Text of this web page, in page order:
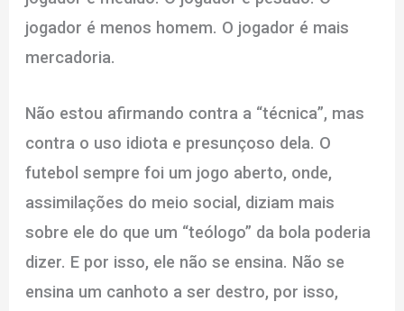
jogador é menos homem. O jogador é mais
mercadoria.
Não estou afirmando contra a “técnica”, mas
contra o uso idiota e presunçoso dela. O
futebol sempre foi um jogo aberto, onde,
assimilações do meio social, diziam mais
sobre ele do que um “teólogo” da bola poderia
dizer. E por isso, ele não se ensina. Não se
ensina um canhoto a ser destro, por isso,